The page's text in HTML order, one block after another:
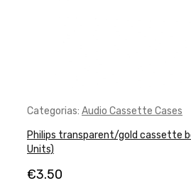
Categorias: Audio Cassette Cases
Philips transparent/gold cassette
Units)
€3.50